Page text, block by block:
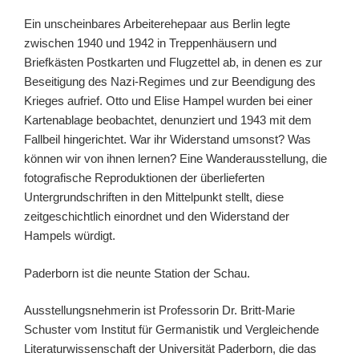
Ein unscheinbares Arbeiterehepaar aus Berlin legte
zwischen 1940 und 1942 in Treppenhäusern und
Briefkästen Postkarten und Flugzettel ab, in denen es zur
Beseitigung des Nazi-Regimes und zur Beendigung des
Krieges aufrief. Otto und Elise Hampel wurden bei einer
Kartenablage beobachtet, denunziert und 1943 mit dem
Fallbeil hingerichtet. War ihr Widerstand umsonst? Was
können wir von ihnen lernen? Eine Wanderausstellung, die
fotografische Reproduktionen der überlieferten
Untergrundschriften in den Mittelpunkt stellt, diese
zeitgeschichtlich einordnet und den Widerstand der
Hampels würdigt.
Paderborn ist die neunte Station der Schau.
Ausstellungsnehmerin ist Professorin Dr. Britt-Marie
Schuster vom Institut für Germanistik und Vergleichende
Literaturwissenschaft der Universität Paderborn, die das